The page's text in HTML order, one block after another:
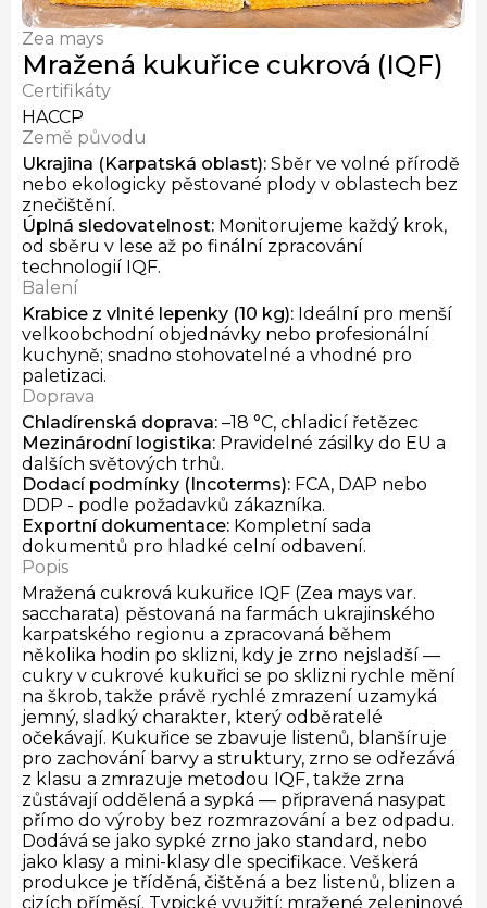
Čerstvé lišky
Sušené lišky
Mražené václavky (IQF)
Zea mays
Mražená kukuřice cukrová (IQF)
Certifikáty
HACCP
Země původu
Ukrajina (Karpatská oblast): Sběr ve volné přírodě
nebo ekologicky pěstované plody v oblastech bez
znečištění.
Úplná sledovatelnost: Monitorujeme každý krok,
od sběru v lese až po finální zpracování
technologií IQF.
Balení
Krabice z vlnité lepenky (10 kg): Ideální pro menší
velkoobchodní objednávky nebo profesionální
kuchyně; snadno stohovatelné a vhodné pro
paletizaci.
Doprava
Chladírenská doprava: –18 °C, chladicí řetězec
Mezinárodní logistika: Pravidelné zásilky do EU a
dalších světových trhů.
Dodací podmínky (Incoterms): FCA, DAP nebo
DDP - podle požadavků zákazníka.
Exportní dokumentace: Kompletní sada
dokumentů pro hladké celní odbavení.
Popis
Mražená cukrová kukuřice IQF (Zea mays var.
saccharata) pěstovaná na farmách ukrajinského
karpatského regionu a zpracovaná během
několika hodin po sklizni, kdy je zrno nejsladší —
cukry v cukrové kukuřici se po sklizni rychle mění
na škrob, takže právě rychlé zmrazení uzamyká
jemný, sladký charakter, který odběratelé
očekávají. Kukuřice se zbavuje listenů, blanšíruje
pro zachování barvy a struktury, zrno se odřezává
z klasu a zmrazuje metodou IQF, takže zrna
zůstávají oddělená a sypká — připravená nasypat
přímo do výroby bez rozmrazování a bez odpadu.
Dodává se jako sypké zrno jako standard, nebo
jako klasy a mini-klasy dle specifikace. Veškerá
produkce je tříděná, čištěná a bez listenů, blizen a
cizích příměsí. Typické využití: mražené zeleninové